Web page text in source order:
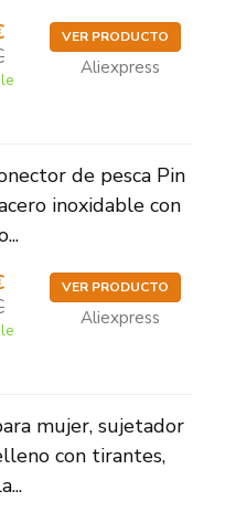
VER PRODUCTO
Aliexpress
de pesca Pin
inoxidable con
VER PRODUCTO
Aliexpress
mujer, sujetador
con tirantes,